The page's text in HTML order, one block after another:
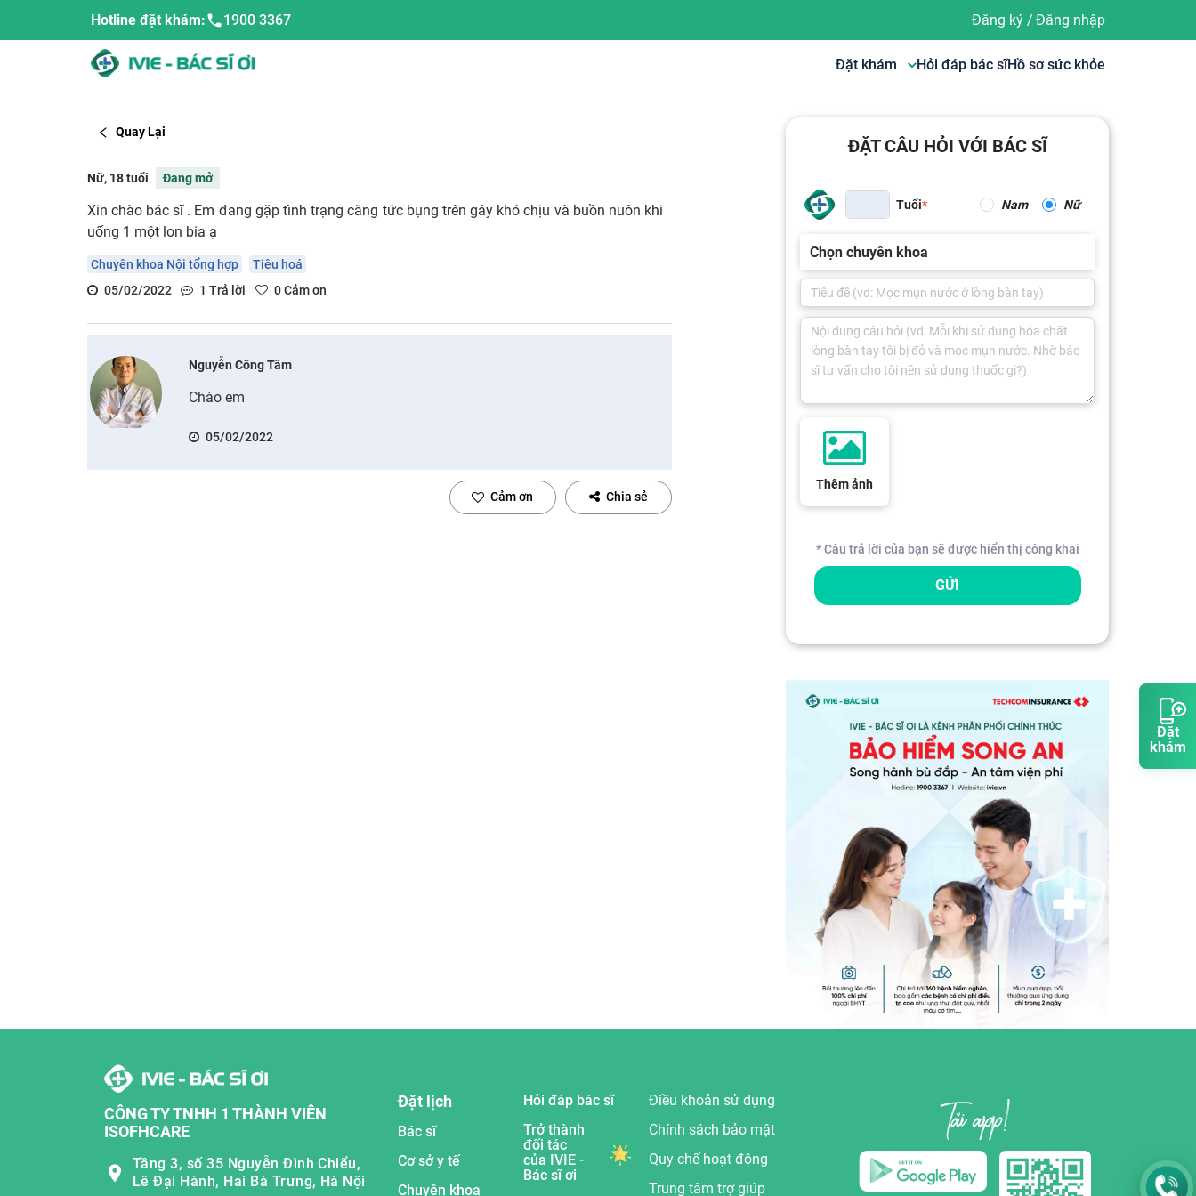
Đặt
khám
Hotline đặt khám: 1900 3367 Đăng ký/ Đăng nhập
Đặt khám Hỏi đáp bác sĩHồ sơ sức khỏe
Quay Lại
Nữ, 18 tuổi Đang mở
Xin chào bác sĩ . Em đang gặp tình trạng căng tức bụng trên gây khó chịu và buồn nuôn khi
uống 1 một lon bia ạ
Chuyên khoa Nội tổng hợp
Tiêu hoá
05/02/2022
1 Trả lời 0Cảm ơn
Nguyễn Công Tâm
Chào em
05/02/2022
Cảm ơn Chia sẻ
ĐẶT CÂU HỎI VỚI BÁC SĨ
Tuổi Nam Nữ
Chọn chuyên khoa
Thêm ảnh
* Câu trả lời của bạn sẽ được hiển thị công khai
GỬI
CÔNG TY TNHH 1 THÀNH VIÊN
ISOFHCARE
Tầng 3, số 35 Nguyễn Đình Chiểu,
Lê Đại Hành, Hai Bà Trưng, Hà Nội
Đặt lịch
Bác sĩ
Cơ sở y tế
Chuyên khoa
Hỏi đáp bác sĩ
Trở thành
đối tác
của IVIE -
Bác sĩ ơi
Điều khoản sử dụng
Chính sách bảo mật
Quy chế hoạt động
Trung tâm trợ giúp